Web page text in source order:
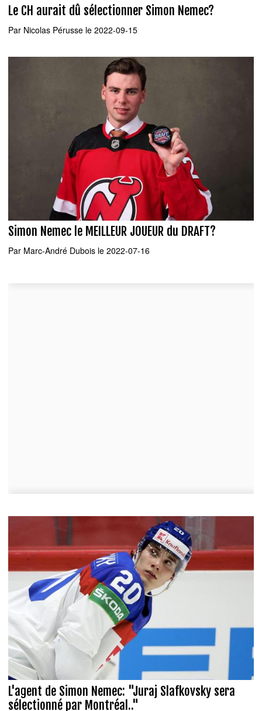
Le CH aurait dû sélectionner Simon Nemec?
Par Nicolas Pérusse le 2022-09-15
Simon Nemec le MEILLEUR JOUEUR du DRAFT?
Par Marc-André Dubois le 2022-07-16
L'agent de Simon Nemec: "Juraj Slafkovsky sera
sélectionné par Montréal.."